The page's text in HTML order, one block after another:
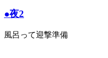
●夜2
風呂って迎撃準備